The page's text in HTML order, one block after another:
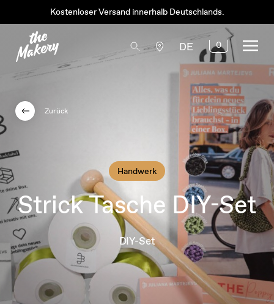
Kostenloser Versand innerhalb Deutschlands.
DE 0
Handwerk
Strick Tasche DIY-Set
DIY-Set
Zurück